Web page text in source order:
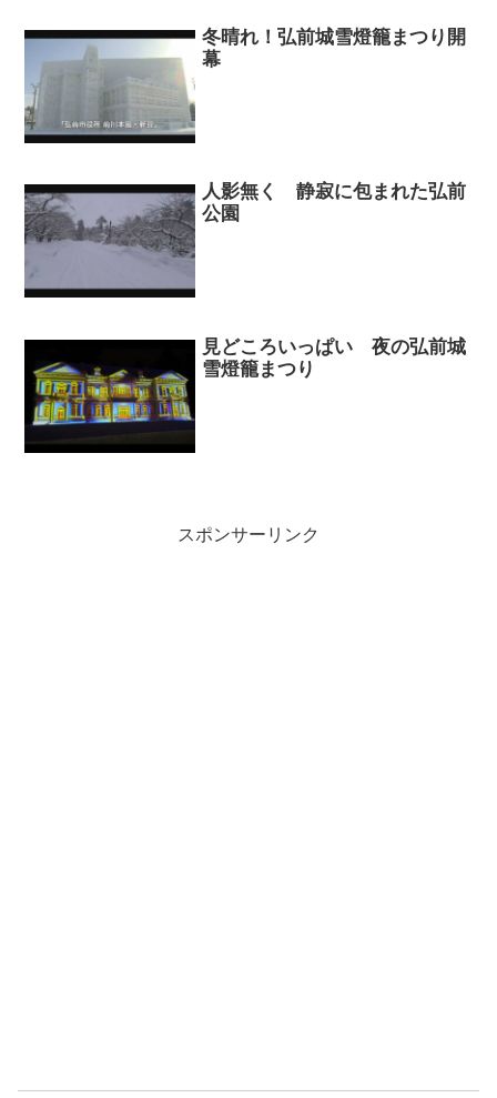
冬晴れ！弘前城雪燈籠まつり開
幕
人影無く 静寂に包まれた弘前
公園
見どころいっぱい 夜の弘前城
雪燈籠まつり
スポンサーリンク